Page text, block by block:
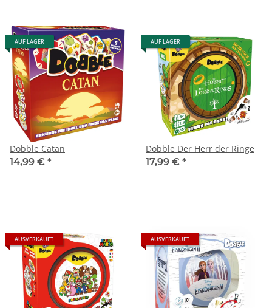
AUF LAGER
Dobble Catan
14,99 € *
AUF LAGER
Dobble Der Herr der Ringe
17,99 € *
AUSVERKAUFT AUSVERKAUFT